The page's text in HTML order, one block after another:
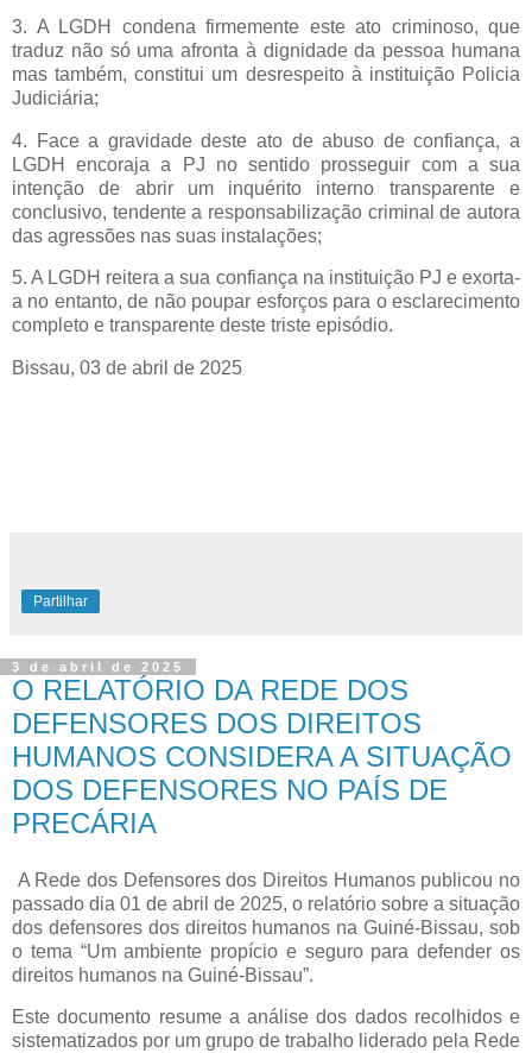
3. A LGDH condena firmemente este ato criminoso, que
traduz não só uma afronta à dignidade da pessoa humana
mas também, constitui um desrespeito à instituição Policia
Judiciária;
4. Face a gravidade deste ato de abuso de confiança, a
LGDH encoraja a PJ no sentido prosseguir com a sua
intenção de abrir um inquérito interno transparente e
conclusivo, tendente a responsabilização criminal de autora
das agressões nas suas instalações;
5. A LGDH reitera a sua confiança na instituição PJ e exorta-
a no entanto, de não poupar esforços para o esclarecimento
completo e transparente deste triste episódio.
Bissau, 03 de abril de 2025
Partilhar
3 de abril de 2025
O RELATÓRIO DA REDE DOS
DEFENSORES DOS DIREITOS
HUMANOS CONSIDERA A SITUAÇÃO
DOS DEFENSORES NO PAÍS DE
PRECÁRIA
A Rede dos Defensores dos Direitos Humanos publicou no
passado dia 01 de abril de 2025, o relatório sobre a situação
dos defensores dos direitos humanos na Guiné-Bissau, sob
o tema “Um ambiente propício e seguro para defender os
direitos humanos na Guiné-Bissau”.
Este documento resume a análise dos dados recolhidos e
sistematizados por um grupo de trabalho liderado pela Rede